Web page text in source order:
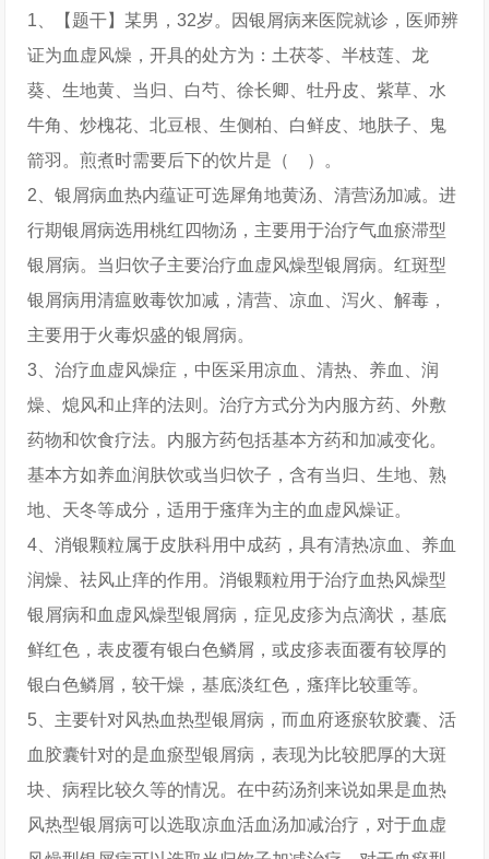
1、【题干】某男，32岁。因银屑病来医院就诊，医师辨
证为血虚风燥，开具的处方为：土茯苓、半枝莲、龙
葵、生地黄、当归、白芍、徐长卿、牡丹皮、紫草、水
牛角、炒槐花、北豆根、生侧柏、白鲜皮、地肤子、鬼
箭羽。煎煮时需要后下的饮片是（ ）。
2、银屑病血热内蕴证可选犀角地黄汤、清营汤加减。进
行期银屑病选用桃红四物汤，主要用于治疗气血瘀滞型
银屑病。当归饮子主要治疗血虚风燥型银屑病。红斑型
银屑病用清瘟败毒饮加减，清营、凉血、泻火、解毒，
主要用于火毒炽盛的银屑病。
3、治疗血虚风燥症，中医采用凉血、清热、养血、润
燥、熄风和止痒的法则。治疗方式分为内服方药、外敷
药物和饮食疗法。内服方药包括基本方药和加减变化。
基本方如养血润肤饮或当归饮子，含有当归、生地、熟
地、天冬等成分，适用于瘙痒为主的血虚风燥证。
4、消银颗粒属于皮肤科用中成药，具有清热凉血、养血
润燥、祛风止痒的作用。消银颗粒用于治疗血热风燥型
银屑病和血虚风燥型银屑病，症见皮疹为点滴状，基底
鲜红色，表皮覆有银白色鳞屑，或皮疹表面覆有较厚的
银白色鳞屑，较干燥，基底淡红色，瘙痒比较重等。
5、主要针对风热血热型银屑病，而血府逐瘀软胶囊、活
血胶囊针对的是血瘀型银屑病，表现为比较肥厚的大斑
块、病程比较久等的情况。在中药汤剂来说如果是血热
风热型银屑病可以选取凉血活血汤加减治疗，对于血虚